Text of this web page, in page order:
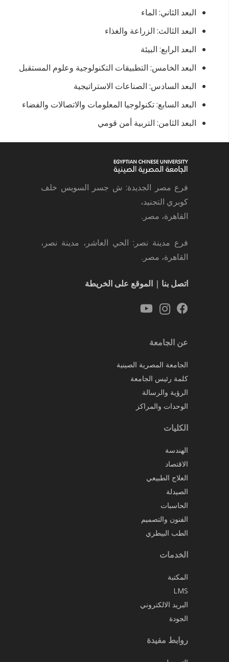
البعد الثاني: الماء
البعد الثالث: الزراعة والغذاء
البعد الرابع: البيئة
البعد الخامس: التطبيقات التكنولوجية وعلوم المستقبل
البعد السادس: الصناعات الاستراتيجية
البعد السابع: تكنولوجيا المعلومات والاتصالات والفضاء
البعد الثامن: التربية أمن قومي
فرع مصر الجديدة: ش جسر السويس خلف
كوبري التجنيد،
القاهرة، مصر.
فرع مدينة نصر: الحي العاشر، مدينة نصر،
القاهرة، مصر.
اتصل بنا | الموقع على الخريطة
عن الجامعة
الجامعة المصرية الصينية
كلمة رئيس الجامعة
الرؤية والرسالة
الوحدات والمراكز
الكليات
الهندسة
الاقتصاد
العلاج الطبيعي
الصيدلة
الحاسبات
الفنون والتصميم
الطب البيطري
الخدمات
المكتبة
LMS
البريد الالكتروني
الجودة
روابط مفيدة